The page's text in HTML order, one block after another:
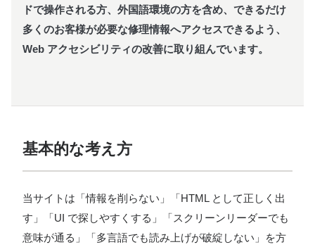
ドで操作される方、外国語環境の方を含め、できるだけ
多くのお客様が必要な修理情報へアクセスできるよう、
Web アクセシビリティの改善に取り組んでいます。
基本的な考え方
当サイトは「情報を削らない」「HTML として正しく出
す」「UI で探しやすくする」「スクリーンリーダーでも
意味が通る」「多言語でも読み上げが破綻しない」を方